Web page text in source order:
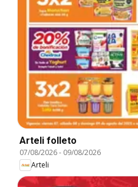
Arteli folleto
07/08/2026- 09/08/2026
Arteli